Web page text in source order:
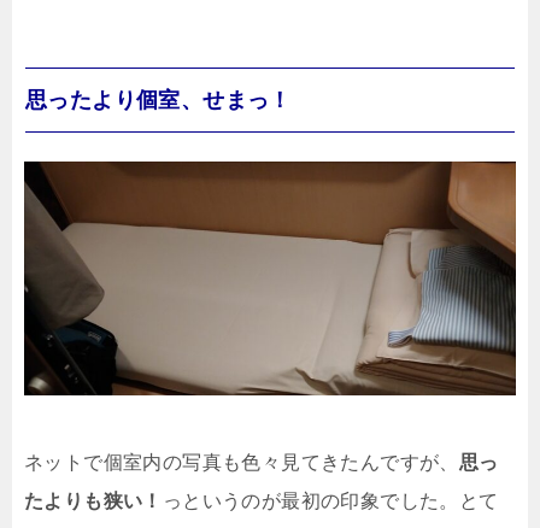
思ったより個室、せまっ！
ネットで個室内の写真も色々見てきたんですが、 思っ
たよりも狭い！ っというのが最初の印象でした。とて